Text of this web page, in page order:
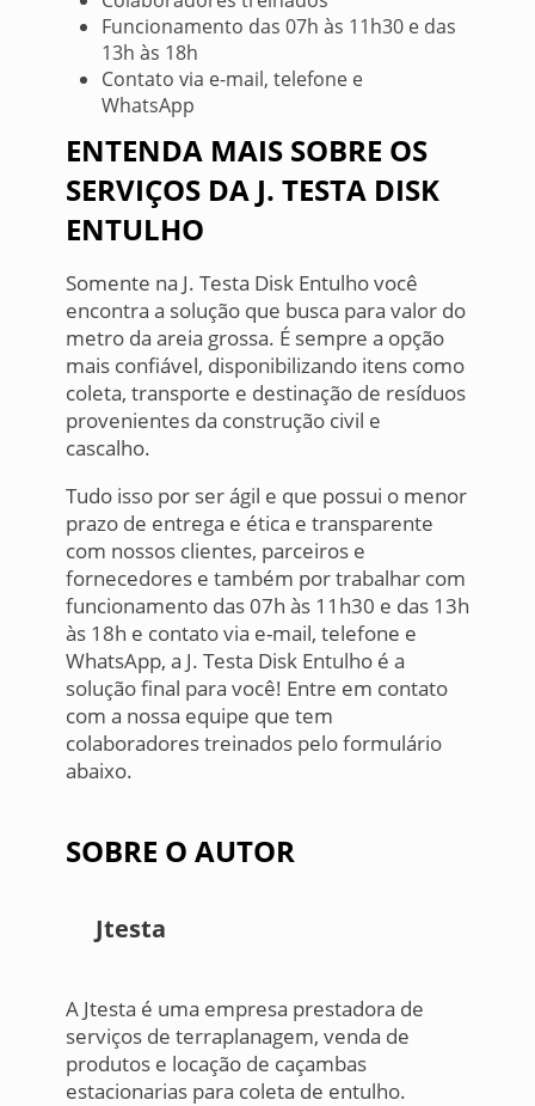
Funcionamento das 07h às 11h30 e das
13h às 18h
Contato via e-mail, telefone e
WhatsApp
ENTENDA MAIS SOBRE OS
SERVIÇOS DA J. TESTA DISK
ENTULHO
Somente na J. Testa Disk Entulho você
encontra a solução que busca para valor do
metro da areia grossa. É sempre a opção
mais confiável, disponibilizando itens como
coleta, transporte e destinação de resíduos
provenientes da construção civil e
cascalho.
Tudo isso por ser ágil e que possui o menor
prazo de entrega e ética e transparente
com nossos clientes, parceiros e
fornecedores e também por trabalhar com
funcionamento das 07h às 11h30 e das 13h
às 18h e contato via e-mail, telefone e
WhatsApp, a J. Testa Disk Entulho é a
solução final para você! Entre em contato
com a nossa equipe que tem
colaboradores treinados pelo formulário
abaixo.
SOBRE O AUTOR
Jtesta
A Jtesta é uma empresa prestadora de
serviços de terraplanagem, venda de
produtos e locação de caçambas
estacionarias para coleta de entulho.